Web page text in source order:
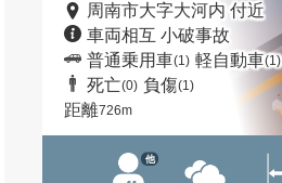
周南市大字大河内 付近
車両相互 小破事故
普通乗用車(1) 軽自動車(1)
死亡(0) 負傷(1)
距離726m
他